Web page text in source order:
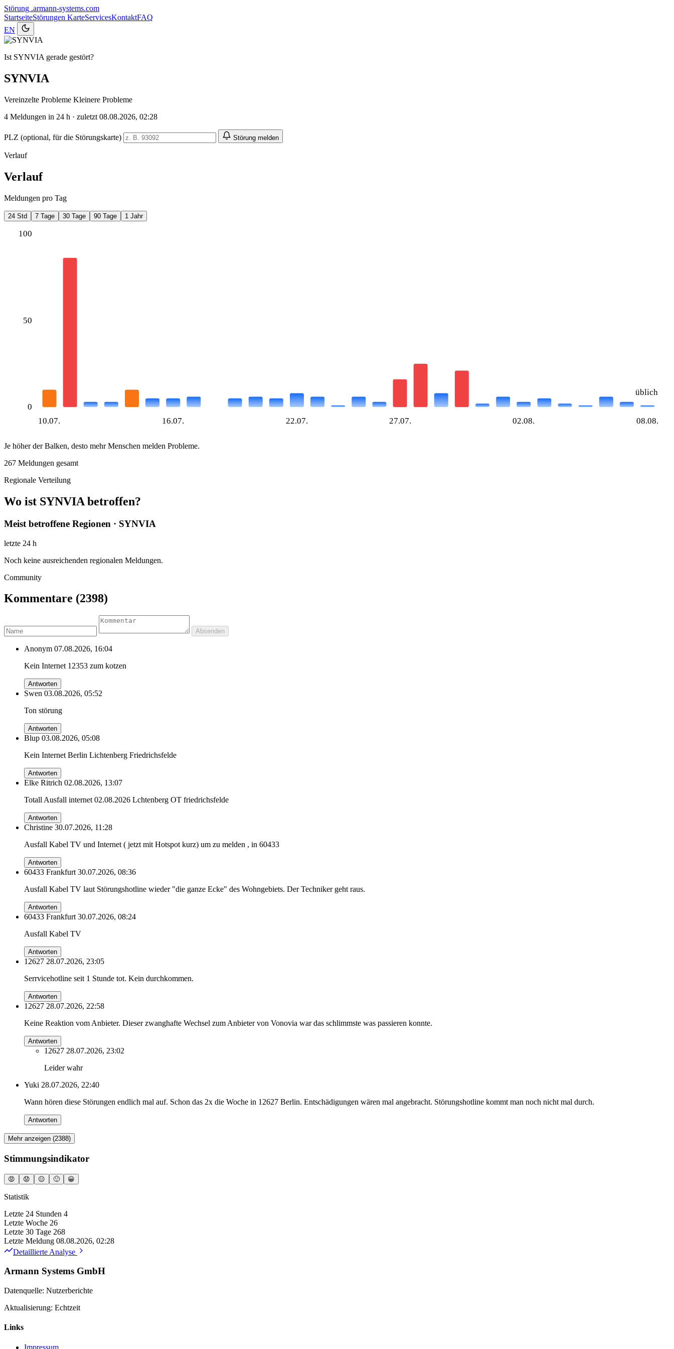
Störung .armann-systems.com
StartseiteStörungen KarteServicesKontaktFAQ
EN
Ist SYNVIA gerade gestört?
SYNVIA
Vereinzelte Probleme Kleinere Probleme
4 Meldungen in 24 h · zuletzt 08.08.2026, 02:28
PLZ (optional, für die Störungskarte) Störung melden
Verlauf
Verlauf
Meldungen pro Tag
24 Std 7 Tage 30 Tage 90 Tage 1 Jahr
0
50
100
üblich
10.07. 16.07. 22.07. 27.07. 02.08. 08.08.
Je höher der Balken, desto mehr Menschen melden Probleme.
267 Meldungen gesamt
Regionale Verteilung
Wo ist SYNVIA betroffen?
Meist betroffene Regionen · SYNVIA
letzte 24 h
Noch keine ausreichenden regionalen Meldungen.
Community
Kommentare (2398)
Absenden
Anonym 07.08.2026, 16:04
Kein Internet 12353 zum kotzen
Antworten
Swen 03.08.2026, 05:52
Ton störung
Antworten
Blup 03.08.2026, 05:08
Kein Internet Berlin Lichtenberg Friedrichsfelde
Antworten
Elke Ritrich 02.08.2026, 13:07
Totall Ausfall internet 02.08.2026 Lchtenberg OT friedrichsfelde
Antworten
Christine 30.07.2026, 11:28
Ausfall Kabel TV und Internet ( jetzt mit Hotspot kurz) um zu melden , in 60433
Antworten
60433 Frankfurt 30.07.2026, 08:36
Ausfall Kabel TV laut Störungshotline wieder "die ganze Ecke" des Wohngebiets. Der Techniker geht raus.
Antworten
60433 Frankfurt 30.07.2026, 08:24
Ausfall Kabel TV
Antworten
12627 28.07.2026, 23:05
Serrvicehotline seit 1 Stunde tot. Kein durchkommen.
Antworten
12627 28.07.2026, 22:58
Keine Reaktion vom Anbieter. Dieser zwanghafte Wechsel zum Anbieter von Vonovia war das schlimmste was passieren konnte.
Antworten
12627 28.07.2026, 23:02
Leider wahr
Yuki 28.07.2026, 22:40
Wann hören diese Störungen endlich mal auf. Schon das 2x die Woche in 12627 Berlin. Entschädigungen wären mal angebracht. Störungshotline kommt man noch nicht mal durch.
Antworten
Mehr anzeigen (2388)
Stimmungsindikator
😡 😟 😐 🙂 😀
Statistik
Letzte 24 Stunden 4
Letzte Woche 26
Letzte 30 Tage 268
Letzte Meldung 08.08.2026, 02:28
Detaillierte Analyse
Armann Systems GmbH
Datenquelle: Nutzerberichte
Aktualisierung: Echtzeit
Links
Impressum